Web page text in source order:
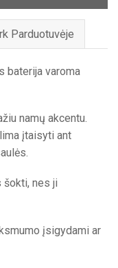
Parduotuvėje
baterija varoma
namų akcentu.
įtaisyti ant
šokti, nes ji
įsigydami ar